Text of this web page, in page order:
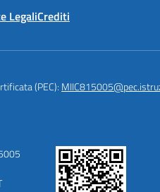
LegaliCrediti
(PEC):